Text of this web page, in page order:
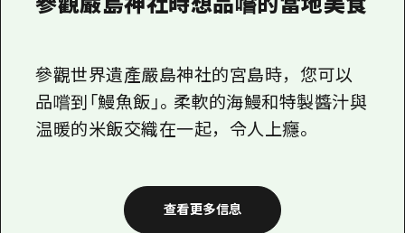
參觀世界遺產嚴島神社的宮島時，您可以
品嚐到「鰻魚飯」。柔軟的海鰻和特製醬汁與
温暖的米飯交織在一起，令人上癮。
查看更多信息